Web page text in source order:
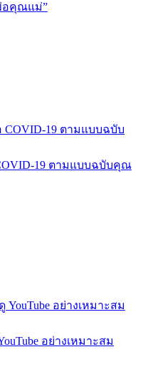
อคุณแม่”
19 ตามแบบฉบับคุณ
อย่างเหมาะสม